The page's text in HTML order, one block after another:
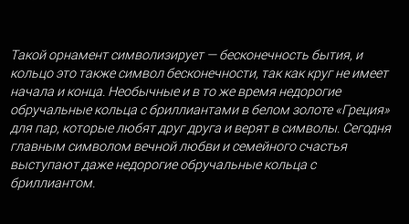
Такой орнамент символизирует — бесконечность бытия, и
кольцо это также символ бесконечности, так как круг не имеет
начала и конца. Необычные и в то же время недорогие
обручальные кольца с бриллиантами в белом золоте «Греция»
для пар, которые любят друг друга и верят в символы. Сегодня
главным символом вечной любви и семейного счастья
выступают даже недорогие обручальные кольца с
бриллиантом.